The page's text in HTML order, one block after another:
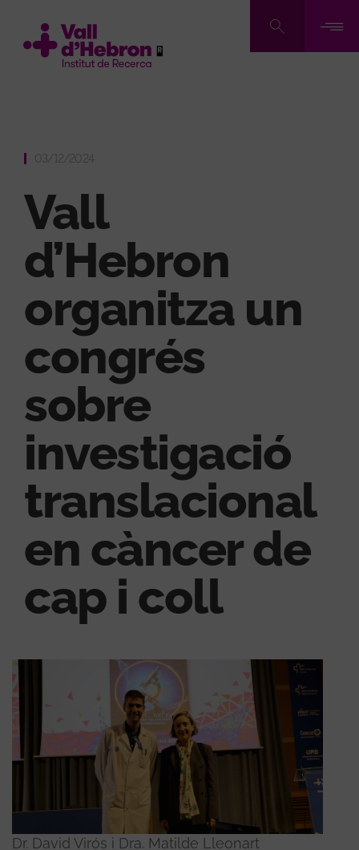
contingut
03/12/2024
Vall
d’Hebron
organitza un
congrés
sobre
investigació
translacional
en càncer de
cap i coll
Dr. David Virós i Dra. Matilde Lleonart